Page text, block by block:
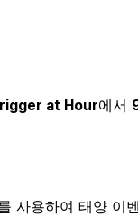
at Hour에서
사용하여 태양 이